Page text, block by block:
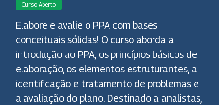
Curso Aberto
Elabore e avalie o PPA com bases
conceituais sólidas! O curso aborda a
introdução ao PPA, os princípios básicos de
elaboração, os elementos estruturantes, a
identificação e tratamento de problemas e
a avaliação do plano. Destinado a analistas,